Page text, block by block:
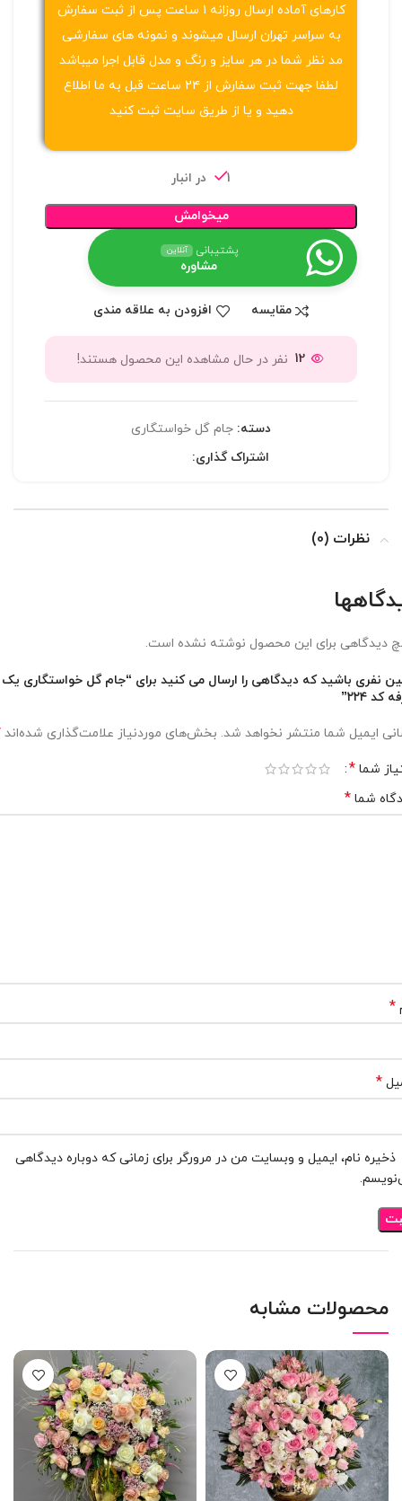
کارهای آماده ارسال روزانه ۱ ساعت پس از ثبت سفارش
به سراسر تهران ارسال میشوند و نمونه های سفارشی
مد نظر شما در هر سایز و رنگ و مدل قابل اجرا میباشد
لطفا جهت ثبت سفارش از ۲۴ ساعت قبل به ما اطلاع
دهید و یا از طریق سایت ثبت کنید
1 در انبار
میخوامش
پشتیبانی آنلاین
مشاوره
مقایسه افزودن به علاقه مندی
12 نفر در حال مشاهده این محصول هستند!
دسته: جام گل خواستگاری
اشتراک گذاری:
نظرات (0)
دیدگاهی برای این محصول نوشته نشده است.
نفری باشید که دیدگاهی را ارسال می کنید برای “جام گل خواستگاری یک
کد ۲۲۴”
ایمیل شما منتشر نخواهد شد. بخش‌های موردنیاز علامت‌گذاری شده‌اند
شما *
شما *
*
*
ذخیره نام، ایمیل و وبسایت من در مرورگر برای زمانی که دوباره دیدگاهی
محصولات مشابه